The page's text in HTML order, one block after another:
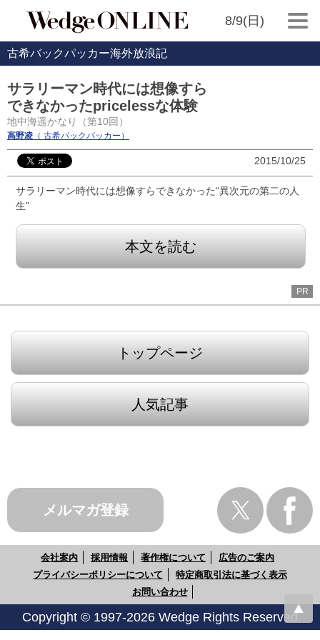
8/9(日)
古希バックパッカー海外放浪記
サラリーマン時代には想像すら
できなかったpricelessな体験
地中海遥かなり（第10回）
高野凌 （ 古希バックパッカー）
2015/10/25
サラリーマン時代には想像すらできなかった“異次元の第二の人
生”
本文を読む
PR
トップページ
人気記事
メルマガ登録
会社案内 採用情報 著作権について
広告のご案内
プライバシーポリシーについて
特定商取引法に基づく表示
お問い合わせ
Copyright © 1997-2026 Wedge Rights Reserved